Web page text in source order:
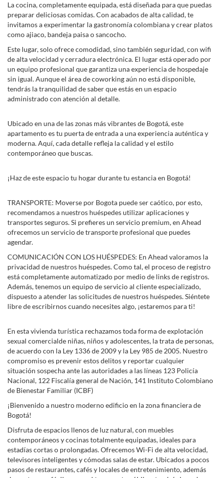
La cocina, completamente equipada, está diseñada para que puedas
preparar deliciosas comidas. Con acabados de alta calidad, te
invitamos a experimentar la gastronomía colombiana y crear platos
como ajiaco, bandeja paisa o sancocho.
Este lugar, solo ofrece comodidad, sino también seguridad, con wifi
de alta velocidad y cerradura electrónica. El lugar está operado por
un equipo profesional que garantiza una experiencia de hospedaje
sin igual. Aunque el área de coworking aún no está disponible,
tendrás la tranquilidad de saber que estás en un espacio
administrado con atención al detalle.
Ubicado en una de las zonas más vibrantes de Bogotá, este
apartamento es tu puerta de entrada a una experiencia auténtica y
moderna. Aquí, cada detalle refleja la calidad y el estilo
contemporáneo que buscas.
¡Haz de este espacio tu hogar durante tu estancia en Bogotá!
TRANSPORTE: Moverse por Bogota puede ser caótico, por esto,
recomendamos a nuestros huéspedes utilizar aplicaciones y
transportes seguros. Si prefieres un servicio premium, en Ahead
ofrecemos un servicio de transporte profesional que puedes
agendar.
COMUNICACIÓN CON LOS HUÉSPEDES: En Ahead valoramos la
privacidad de nuestros huéspedes. Como tal, el proceso de registro
está completamente automatizado por medio de links de registros.
Además, tenemos un equipo de servicio al cliente especializado,
dispuesto a atender las solicitudes de nuestros huéspedes. Siéntete
libre de escribirnos cuando necesites algo, ¡estaremos para ti!
En esta vivienda turística rechazamos toda forma de explotación
sexual comercialde niñas, niños y adolescentes, la trata de personas,
de acuerdo con la Ley 1336 de 2009 y la Ley 985 de 2005. Nuestro
compromiso es prevenir estos delitos y reportar cualquier
situación sospecha ante las autoridades a las líneas 123 Policía
Nacional, 122 Fiscalía general de Nación, 141 Instituto Colombiano
de Bienestar Familiar (ICBF)
¡Bienvenido a nuestro moderno edificio en la zona financiera de
Bogotá!
Disfruta de espacios llenos de luz natural, con muebles
contemporáneos y cocinas totalmente equipadas, ideales para
estadías cortas o prolongadas. Ofrecemos Wi-Fi de alta velocidad,
televisores inteligentes y cómodas salas de estar. Ubicados a pocos
pasos de restaurantes, cafés y locales de entretenimiento, además